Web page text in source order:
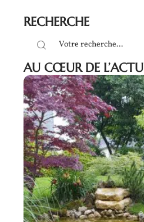
RECHERCHE
AU CŒUR DE L’ACTU